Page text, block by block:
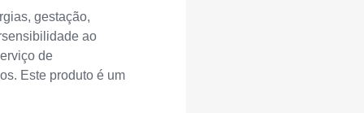
gestação,
ao
de
Este produto é um